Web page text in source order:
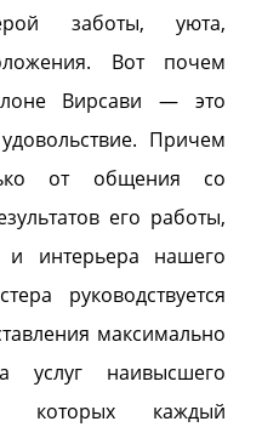
заботы, уюта,
Вот почем
Вирсави — это
Причем
от общения со
его работы,
интерьера нашего
руководствуется
максимально
услуг наивысшего
которых каждый